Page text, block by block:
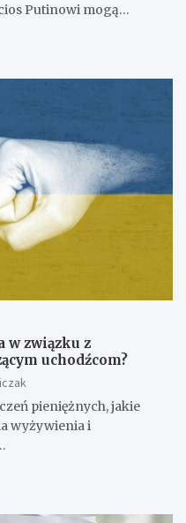
Putinowi mogą…
w związku z
uchodźcom?
pieniężnych, jakie
wyżywienia i